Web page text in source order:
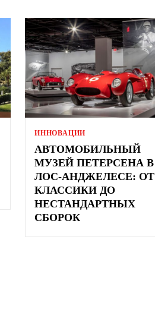
ИННОВАЦИИ
АВТОМОБИЛЬНЫЙ
МУЗЕЙ ПЕТЕРСЕНА В
ЛОС-АНДЖЕЛЕСЕ: ОТ
КЛАССИКИ ДО
НЕСТАНДАРТНЫХ
СБОРОК